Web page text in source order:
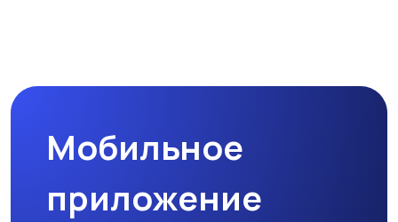
Мобильное
приложение